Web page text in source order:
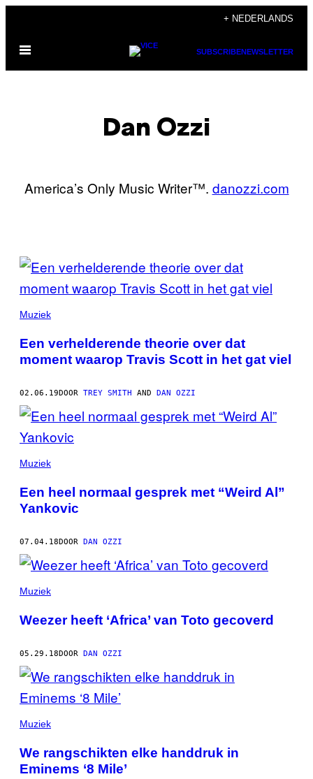
de
+ NEDERLANDS
Open
SUBSCRIBENEWSLETTER
Dan Ozzi
America’s Only Music Writer™. danozzi.com
POSTS
BY
THIS
AUTHOR
Muziek
Een verhelderende theorie over dat
moment waarop Travis Scott in het gat viel
02.06.19DOOR TREY SMITH AND DAN OZZI
Muziek
Een heel normaal gesprek met “Weird Al”
Yankovic
07.04.18DOOR DAN OZZI
Muziek
Weezer heeft ‘Africa’ van Toto gecoverd
05.29.18DOOR DAN OZZI
Muziek
We rangschikten elke handdruk in
Eminems ‘8 Mile’